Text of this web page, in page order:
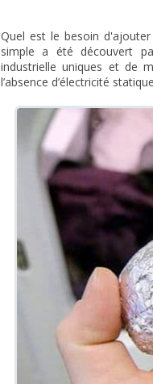
Quel est le besoin
simple a été découvert
industrielle uniques et de
l’absence d’électricité